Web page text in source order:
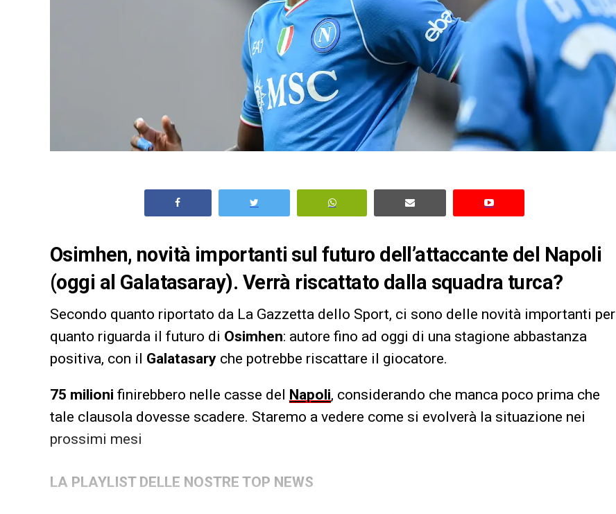
Osimhen, novità importanti sul futuro dell’attaccante del Napoli
(oggi al Galatasaray). Verrà riscattato dalla squadra turca?
Secondo quanto riportato da La Gazzetta dello Sport, ci sono delle novità importanti per
quanto riguarda il futuro di Osimhen: autore fino ad oggi di una stagione abbastanza
positiva, con il Galatasary che potrebbe riscattare il giocatore.
75 milioni finirebbero nelle casse del Napoli, considerando che manca poco prima che
tale clausola dovesse scadere. Staremo a vedere come si evolverà la situazione nei
prossimi mesi
LA PLAYLIST DELLE NOSTRE TOP NEWS